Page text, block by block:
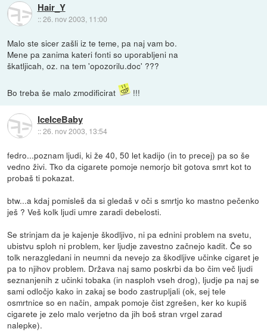
Hair_Y
::26. nov 2003, 11:00
Malo ste sicer zašli iz te teme, pa naj vam bo.
Mene pa zanima kateri fonti so uporabljeni na
škatljicah, oz. na tem 'opozorilu.doc' ???
Bo treba še malo zmodificirat !!!
IceIceBaby
::26. nov 2003, 13:54
fedro...poznam ljudi, ki že 40, 50 let kadijo (in to precej) pa so še
vedno živi. Tko da cigarete pomoje nemorjo bit gotova smrt kot to
probaš ti pokazat.
btw...a kdaj pomisleš da si gledaš v oči s smrtjo ko mastno pečenko
ješ ? Veš kolk ljudi umre zaradi debelosti.
Se strinjam da je kajenje škodljivo, ni pa ednini problem na svetu,
ubistvu sploh ni problem, ker ljudje zavestno začnejo kadit. Če so
tolk nerazgledani in neumni da nevejo za škodljive učinke cigaret je
pa to njihov problem. Država naj samo poskrbi da bo čim več ljudi
seznanjenih z učinki tobaka (in nasploh vseh drog), ljudje pa naj se
sami odločjo kako in zakaj se bodo zastrupljali (ok, sej tele
osmrtnice so en način, ampak pomoje čist zgrešen, ker ko kupiš
cigarete je zelo malo verjetno da jih boš stran vrgel zarad
nalepke).